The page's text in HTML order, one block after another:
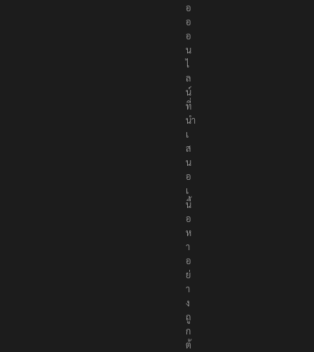
อ
อ
อ
น
ไ
ล
น์
ที่
นำ
เ
ส
น
อ
เ
นื้
อ
ห
า
อ
ย่
า
ง
ถู
ก
ต้